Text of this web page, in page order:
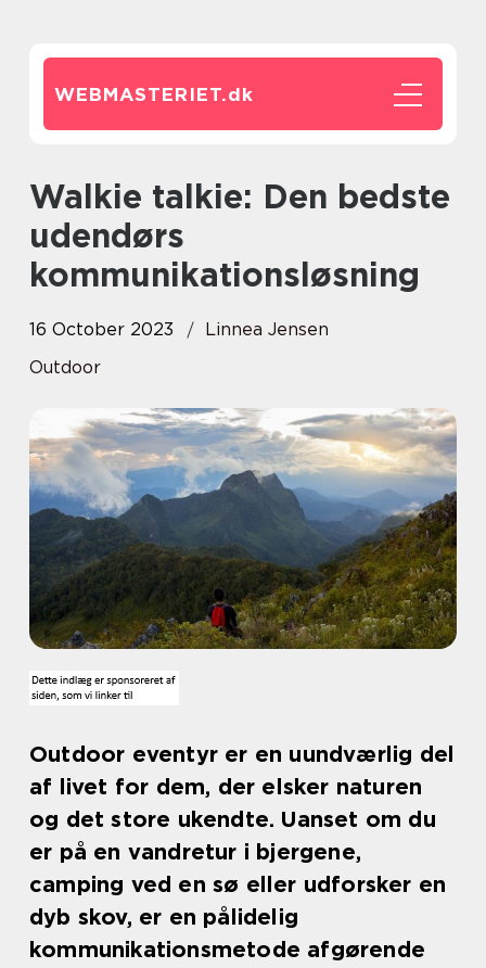
WEBMASTERIET.dk
Walkie talkie: Den bedste
udendørs
kommunikationsløsning
16 October 2023
Linnea Jensen
Outdoor
Outdoor eventyr er en uundværlig del
af livet for dem, der elsker naturen
og det store ukendte. Uanset om du
er på en vandretur i bjergene,
camping ved en sø eller udforsker en
dyb skov, er en pålidelig
kommunikationsmetode afgørende